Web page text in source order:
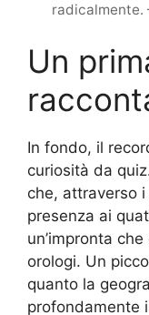
radicalmente.
Un
In fondo, il
curiosità da
che, attraverso
presenza ai
un’impronta
orologi. Un
quanto la
profondamente